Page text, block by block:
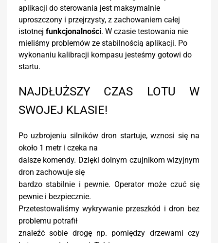
aplikacji do sterowania jest maksymalnie
uproszczony i przejrzysty, z zachowaniem całej
istotnej funkcjonalności. W czasie testowania nie
mieliśmy problemów ze stabilnością aplikacji. Po
wykonaniu kalibracji kompasu jesteśmy gotowi do
startu.
NAJDŁUŻSZY CZAS LOTU W
SWOJEJ KLASIE!
Po uzbrojeniu silników dron startuje, wznosi się na
około 1 metr i czeka na
dalsze komendy. Dzięki dolnym czujnikom wizyjnym
dron zachowuje się
bardzo stabilnie i pewnie. Operator może czuć się
pewnie i bezpiecznie.
Przetestowaliśmy wykrywanie przeszkód i dron bez
problemu potrafił
znaleźć sobie drogę np. pomiędzy drzewami czy